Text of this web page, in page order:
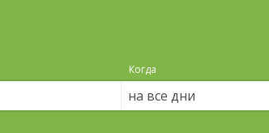
Когда
на все дни